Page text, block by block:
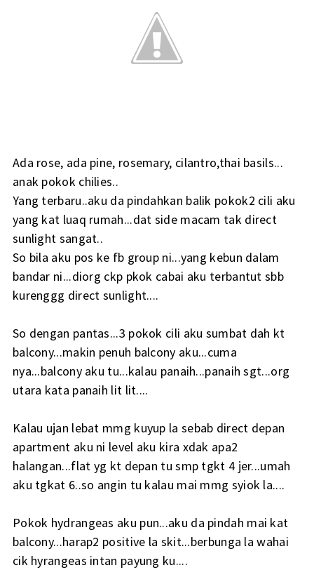
Ada rose, ada pine, rosemary, cilantro,thai basils...
anak pokok chilies..
Yang terbaru..aku da pindahkan balik pokok2 cili aku
yang kat luaq rumah...dat side macam tak direct
sunlight sangat..
So bila aku pos ke fb group ni...yang kebun dalam
bandar ni...diorg ckp pkok cabai aku terbantut sbb
kurenggg direct sunlight....
So dengan pantas...3 pokok cili aku sumbat dah kt
balcony...makin penuh balcony aku...cuma
nya...balcony aku tu...kalau panaih...panaih sgt...org
utara kata panaih lit lit....
Kalau ujan lebat mmg kuyup la sebab direct depan
apartment aku ni level aku kira xdak apa2
halangan...flat yg kt depan tu smp tgkt 4 jer...umah
aku tgkat 6..so angin tu kalau mai mmg syiok la....
Pokok hydrangeas aku pun...aku da pindah mai kat
balcony...harap2 positive la skit...berbunga la wahai
cik hyrangeas intan payung ku....